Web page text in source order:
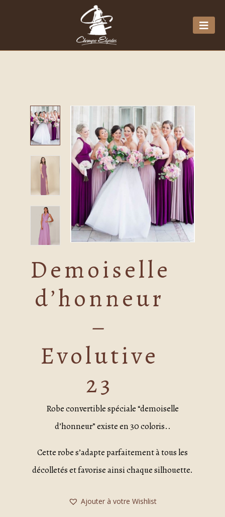
Demoiselle
d’honneur
–
Evolutive
23
Robe convertible spéciale “demoiselle
d’honneur” existe en 30 coloris..
Cette robe s’adapte parfaitement à tous les
décolletés et favorise ainsi chaque silhouette.
Ajouter à votre Wishlist